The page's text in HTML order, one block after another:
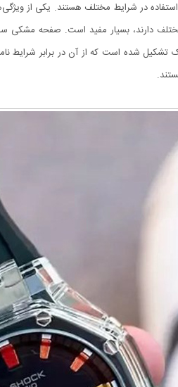
در شرایط مختلف هستند. یکی از
دارند، بسیار مفید است. صفحه مشکی